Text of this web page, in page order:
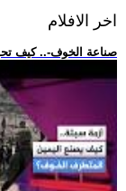
اخر الافلام
.. -صناعة الخوف-.. كيف